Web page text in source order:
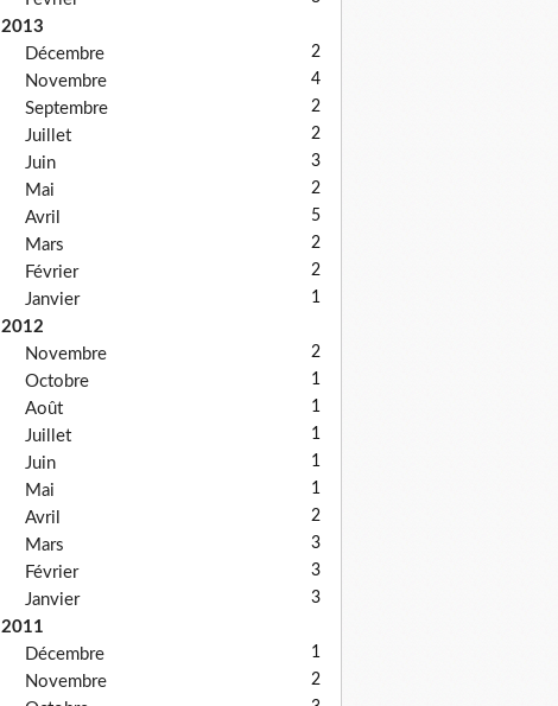
2013
Décembre
2
Novembre 4
Septembre 2
Juillet 2
Juin 3
Mai 2
Avril 5
Mars 2
Février 2
Janvier 1
2012
Novembre
2
Octobre 1
Août 1
Juillet 1
Juin 1
Mai 1
Avril 2
Mars 3
Février 3
Janvier 3
2011
Décembre
1
Novembre 2